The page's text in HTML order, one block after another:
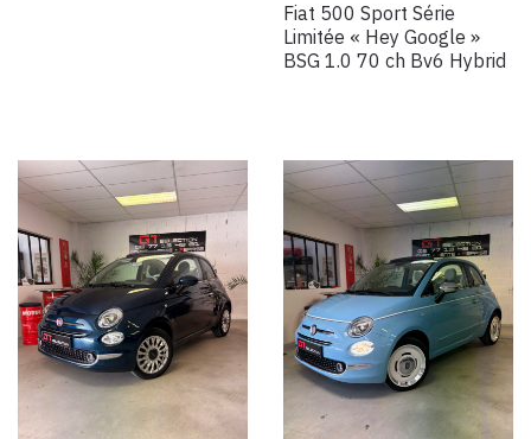
Fiat 500 Sport Série
Limitée « Hey Google »
BSG 1.0 70 ch Bv6 Hybrid